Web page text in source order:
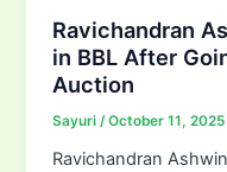
Ravichandran
in BBL After
Auction
Sayuri /October 11, 2025
Ravichandran